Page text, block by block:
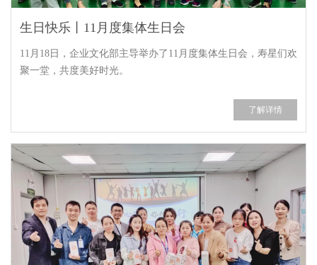
生日快乐丨11月度集体生日会
11月18日，企业文化部主导举办了11月度集体生日会，寿星们欢
聚一堂，共度美好时光。
了解详情